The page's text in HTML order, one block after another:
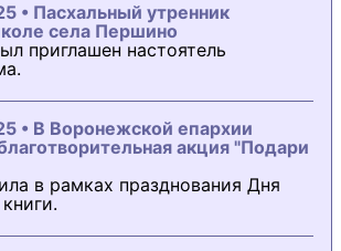
• Пасхальный утренник
села Першино
приглашен настоятель
• В Воронежской епархии
акция "Подари
в рамках празднования Дня